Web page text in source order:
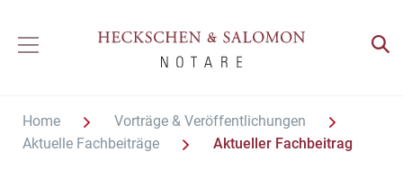
Home
Vorträge & Veröffentlichungen
Aktuelle Fachbeiträge
Aktueller Fachbeitrag